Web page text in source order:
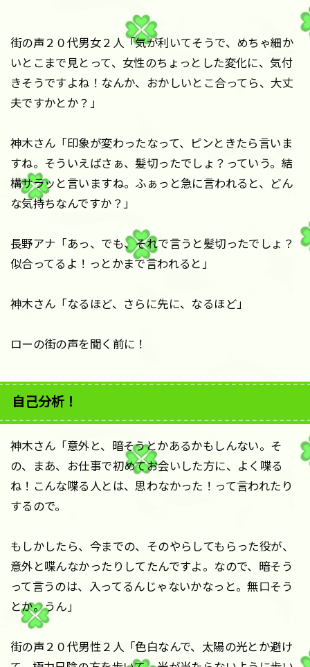
街の声２０代男女２人「気が利いてそうで、めちゃ細か
いとこまで見とって、女性のちょっとした変化に、気付
きそうですよね！なんか、おかしいとこ合ってら、大丈
夫ですかとか？」
神木さん「印象が変わったなって、ピンときたら言いま
すね。そういえばさぁ、髪切ったでしょ？っていう。結
構サラッと言いますね。ふぁっと急に言われると、どん
な気持ちなんですか？」
長野アナ「あっ、でも、それで言うと髪切ったでしょ？
似合ってるよ！っとかまで言われると」
神木さん「なるほど、さらに先に、なるほど」
ローの街の声を聞く前に！
自己分析！
神木さん「意外と、暗そうとかあるかもしんない。そ
の、まあ、お仕事で初めてお会いした方に、よく喋る
ね！こんな喋る人とは、思わなかった！って言われたり
するので。
もしかしたら、今までの、そのやらしてもらった役が、
意外と喋んなかったりしてたんですよ。なので、暗そう
って言うのは、入ってるんじゃないかなっと。無口そう
とか。うん」
街の声２０代男性２人「色白なんで、太陽の光とか避け